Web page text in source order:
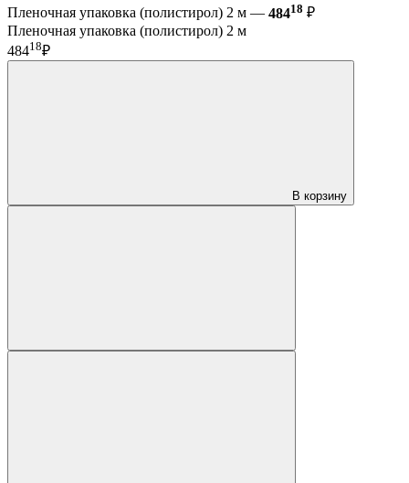
Пленочная упаковка (полистирол) 2 м — 48418 ₽
Пленочная упаковка (полистирол) 2 м
48418₽
В корзину